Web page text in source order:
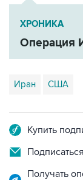
Операция
Иран США
Получать